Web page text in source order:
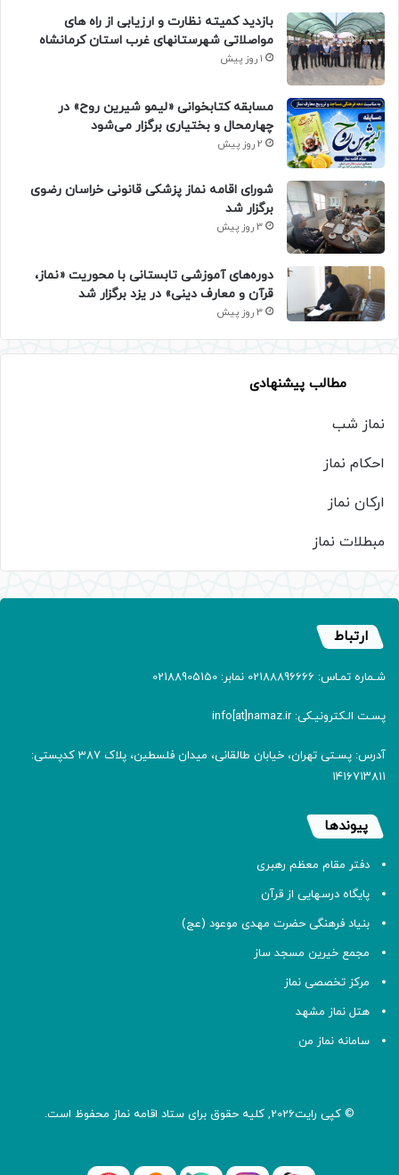
بازدید کمیته نظارت و ارزیابی از راه های
مواصلاتی شهرستانهای غرب استان کرمانشاه
1 روز پیش
مسابقه کتابخوانی «لیمو شیرین روح» در
چهارمحال و بختیاری برگزار می‌شود
2 روز پیش
شورای اقامه نماز پزشکی قانونی خراسان رضوی
برگزار شد
3 روز پیش
دوره‌های آموزشی تابستانی با محوریت «نماز،
قرآن و معارف دینی» در یزد برگزار شد
3 روز پیش
مطالب پیشنهادی
نماز شب
احکام نماز
ارکان نماز
مبطلات نماز
ارتباط
شـماره تمـاس: 02188896666 نمابر: 02188905150
پسـت الـکترونیـکی: info[at]namaz.ir
آدرس: پسـتی تهران، خیابان طالقانی، میدان فلسطین، پلاک 387 کدپستی:
۱۴۱۶۷۱۳۸۱۱
پیوندها
دفتر مقام معظم رهبری
پایگاه درسهایی از قرآن
بنیاد فرهنگی حضرت مهدی موعود (عج)
مجمع خیرین مسجد ساز
مرکز تخصصی نماز
هتل نماز مشهد
سامانه نماز من
© کپی رایت2026, کلیه حقوق برای ستاد اقامه نماز محفوظ است.